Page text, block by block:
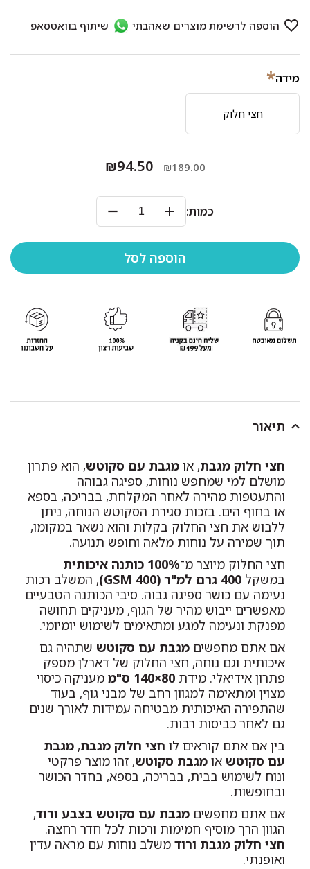
מידה*
חצי חלוק
₪189.00
₪94.50
כמות:
תיאור
חצי חלוק מגבת, או מגבת עם סקוטש, הוא פתרון
מושלם למי שמחפש נוחות, ספיגה גבוהה
והתעטפות מהירה לאחר המקלחת, בבריכה, בספא
או בחוף הים. בזכות סגירת הסקוטש הנוחה, ניתן
ללבוש את חצי החלוק בקלות והוא נשאר במקומו,
תוך שמירה על נוחות מלאה וחופש תנועה.
חצי החלוק מיוצר מ־100% כותנה איכותית
במשקל 400 גרם למ"ר (400 GSM)
, המשלב רכות
נעימה עם כושר ספיגה גבוה. סיבי הכותנה הטבעיים
מאפשרים ייבוש מהיר של הגוף, מעניקים תחושה
מפנקת ונעימה למגע ומתאימים לשימוש יומיומי.
אם אתם מחפשים מגבת עם סקוטש שתהיה גם
איכותית וגם נוחה, חצי החלוק של דארלן מספק
פתרון אידיאלי. מידת 80×140 ס"מ
מעניקה כיסוי
מצוין ומתאימה למגוון רחב של מבני גוף, בעוד
שהתפירה האיכותית מבטיחה עמידות לאורך שנים
גם לאחר כביסות רבות.
בין אם אתם קוראים לו חצי חלוק מגבת, מגבת
עם סקוטש או מגבת סקוטש, זהו מוצר פרקטי
ונוח לשימוש בבית, בבריכה, בספא, בחדר הכושר
ובחופשות.
אם אתם מחפשים מגבת עם סקוטש בצבע ורוד,
הגוון הרך מוסיף חמימות ורכות לכל חדר רחצה.
חצי חלוק מגבת ורוד משלב נוחות עם מראה עדין
ואופנתי.